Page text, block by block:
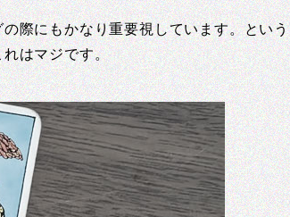
際にもかなり重要視しています。という
はマジです。